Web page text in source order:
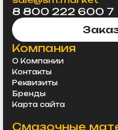
8 800 222 600 7
Компания
О Компании
Контакты
Реквизиты
Бренды
Карта сайта
Смазочные